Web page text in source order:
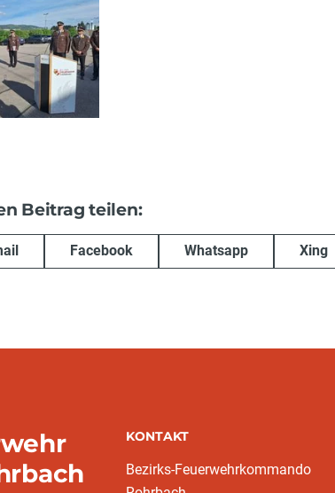
Beitrag teilen:
Facebook Whatsapp Xing
KONTAKT
Bezirks-Feuerwehrkommando